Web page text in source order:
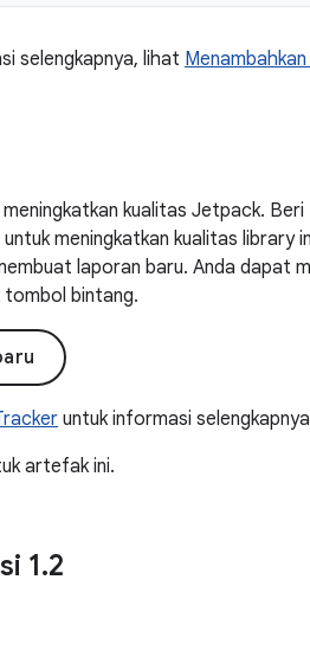
selengkapnya, lihat
kualitas Jetpack.
meningkatkan kualitas library
laporan baru. Anda dapat
tombol bintang.
untuk informasi
artefak ini.
1.2